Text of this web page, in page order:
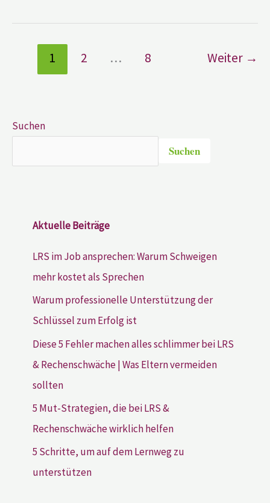
1 2 … 8 Weiter →
Suchen
Suchen
Aktuelle Beiträge
LRS im Job ansprechen: Warum Schweigen
mehr kostet als Sprechen
Warum professionelle Unterstützung der
Schlüssel zum Erfolg ist
Diese 5 Fehler machen alles schlimmer bei LRS
& Rechenschwäche | Was Eltern vermeiden
sollten
5 Mut-Strategien, die bei LRS &
Rechenschwäche wirklich helfen
5 Schritte, um auf dem Lernweg zu
unterstützen